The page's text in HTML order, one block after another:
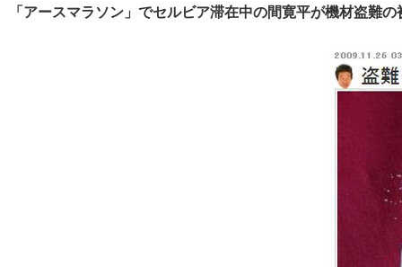
音楽
ショッピング
ペット
「アースマラソン」でセルビア滞在中の間寛平が機材盗難